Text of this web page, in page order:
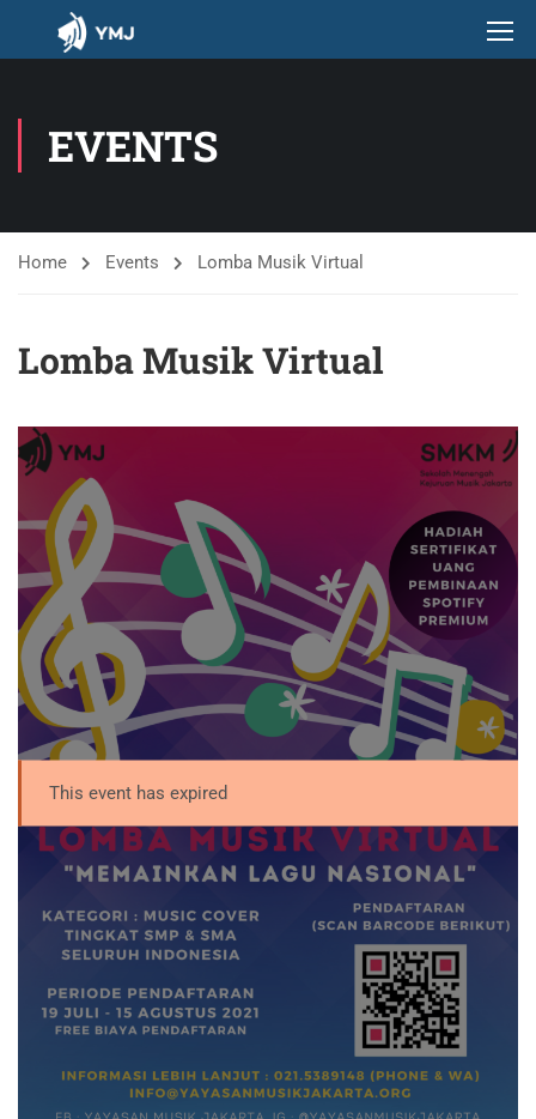
EVENTS
Home Events Lomba Musik Virtual
Lomba Musik Virtual
This event has expired